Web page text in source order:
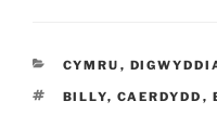
CATEGORÏAU
CYMRU ,
TAGIAU
BILLY, CAERDYDD ,